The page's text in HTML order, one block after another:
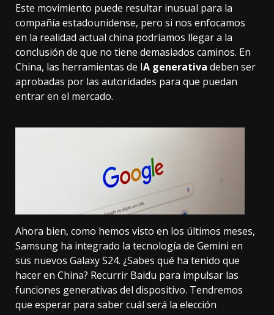
Este movimiento puede resultar inusual para la
compañía estadounidense, pero si nos enfocamos
en la realidad actual china podríamos llegar a la
conclusión de que no tiene demasiados caminos. En
China, las herramientas de IA generativa deben ser
aprobadas por las autoridades para que puedan
entrar en el mercado.
Ahora bien, como hemos visto en los últimos meses,
Samsung ha integrado la tecnología de Gemini en
sus nuevos Galaxy S24. ¿Sabes qué ha tenido que
hacer en China? Recurrir Baidu para impulsar las
funciones generativas del dispositivo. Tendremos
que esperar para saber cuál será la elección